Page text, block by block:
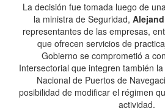
La decisión fue tomada luego de
la ministra de Seguridad,
representantes de las empresas,
que ofrecen servicios de
Gobierno se comprometió a
Intersectorial que integren también
Nacional de Puertos de
posibilidad de modificar el régimen
actividad.